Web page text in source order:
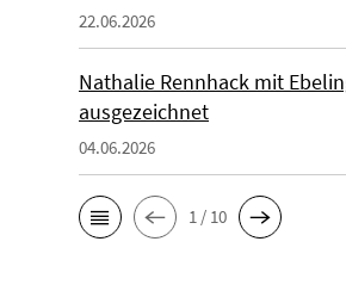
22.06.2026
Nathalie Rennhack mit
ausgezeichnet
04.06.2026
1 / 10